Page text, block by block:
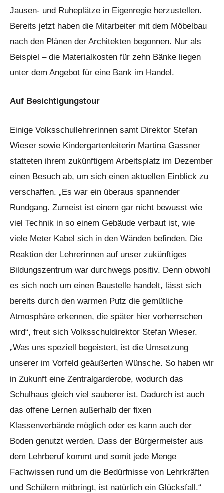
Jausen- und Ruheplätze in Eigenregie herzustellen.
Bereits jetzt haben die Mitarbeiter mit dem Möbelbau
nach den Plänen der Architekten begonnen. Nur als
Beispiel – die Materialkosten für zehn Bänke liegen
unter dem Angebot für eine Bank im Handel.
Auf Besichtigungstour
Einige Volksschullehrerinnen samt Direktor Stefan
Wieser sowie Kindergartenleiterin Martina Gassner
statteten ihrem zukünftigem Arbeitsplatz im Dezember
einen Besuch ab, um sich einen aktuellen Einblick zu
verschaffen. „Es war ein überaus spannender
Rundgang. Zumeist ist einem gar nicht bewusst wie
viel Technik in so einem Gebäude verbaut ist, wie
viele Meter Kabel sich in den Wänden befinden. Die
Reaktion der Lehrerinnen auf unser zukünftiges
Bildungszentrum war durchwegs positiv. Denn obwohl
es sich noch um einen Baustelle handelt, lässt sich
bereits durch den warmen Putz die gemütliche
Atmosphäre erkennen, die später hier vorherrschen
wird“, freut sich Volksschuldirektor Stefan Wieser.
„Was uns speziell begeistert, ist die Umsetzung
unserer im Vorfeld geäußerten Wünsche. So haben wir
in Zukunft eine Zentralgarderobe, wodurch das
Schulhaus gleich viel sauberer ist. Dadurch ist auch
das offene Lernen außerhalb der fixen
Klassenverbände möglich oder es kann auch der
Boden genutzt werden. Dass der Bürgermeister aus
dem Lehrberuf kommt und somit jede Menge
Fachwissen rund um die Bedürfnisse von Lehrkräften
und Schülern mitbringt, ist natürlich ein Glücksfall.“